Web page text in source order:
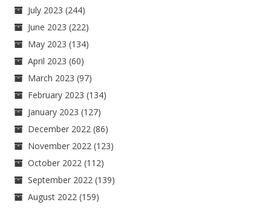
July 2023 (244)
June 2023 (222)
May 2023 (134)
April 2023 (60)
March 2023 (97)
February 2023 (134)
January 2023 (127)
December 2022 (86)
November 2022 (123)
October 2022 (112)
September 2022 (139)
August 2022 (159)